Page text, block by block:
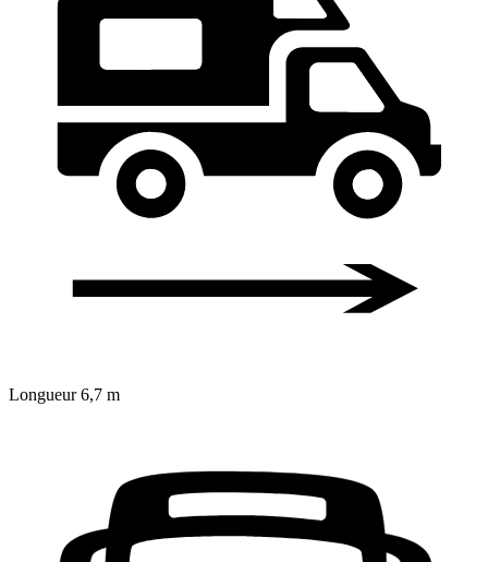
Longueur 6,7 m